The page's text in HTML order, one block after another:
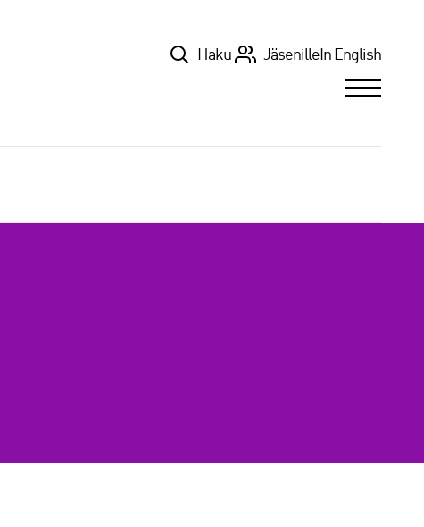
TopHaku Jäsenille In English